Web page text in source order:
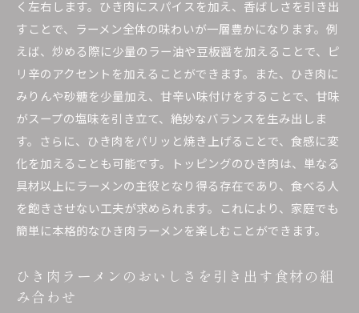
見
選ぶべきひき肉はこれ！ラーメンに最適な食材の選
び方
ラーメンに合うひき肉の種類と選び方
ひき肉の鮮度と質がラーメンに与える影響
美味しいひき肉ラーメンに欠かせない食材の選
定
ラーメンの味を引き立てるひき肉の選び方
ひき肉ラーメンの調理ポイントを詳しく解説！プロ
の技を家庭で再現
く左右します。ひき肉にスパイスを加え、香ばしさを引き出
すことで、ラーメン全体の味わいが一層豊かになります。例
えば、炒める際に少量のラー油や豆板醤を加えることで、ピ
リ辛のアクセントを加えることができます。また、ひき肉に
みりんや砂糖を少量加え、甘辛い味付けをすることで、甘味
がスープの塩味を引き立て、絶妙なバランスを生み出しま
す。さらに、ひき肉をパリッと焼き上げることで、食感に変
化を加えることも可能です。トッピングのひき肉は、単なる
具材以上にラーメンの主役となり得る存在であり、食べる人
を飽きさせない工夫が求められます。これにより、家庭でも
簡単に本格的なひき肉ラーメンを楽しむことができます。
ひき肉ラーメンのおいしさを引き出す食材の組
み合わせ